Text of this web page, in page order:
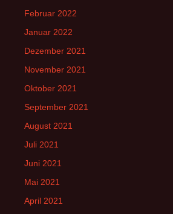
Februar 2022
Januar 2022
Dezember 2021
November 2021
Oktober 2021
September 2021
August 2021
Juli 2021
Juni 2021
Mai 2021
April 2021